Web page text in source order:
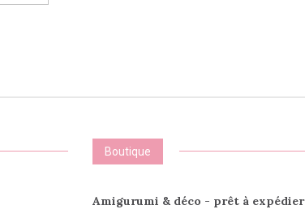
Boutique
Amigurumi & déco - prêt à expédier